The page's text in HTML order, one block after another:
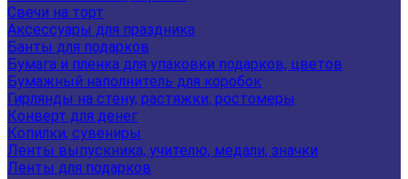
Свечи на торт
Аксессуары для праздника
Банты для подарков
Бумага и пленка для упаковки подарков, цветов
Бумажный наполнитель для коробок
Гирлянды на стену, растяжки, ростомеры
Конверт для денег
Копилки, сувениры
Ленты выпускника, учителю, медали, значки
Ленты для подарков